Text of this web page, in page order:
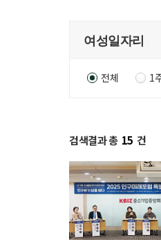
전체 1
검색결과 총 15 건